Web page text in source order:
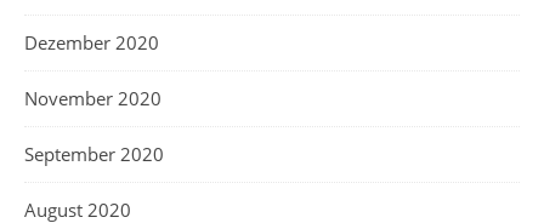
Dezember 2020
November 2020
September 2020
August 2020